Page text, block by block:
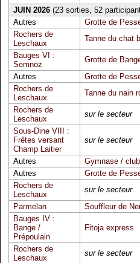
JUIN 2026(23 sorties, 52
Autres
Grotte de
Rochers de
Leschaux
Tanne du chat
Bauges VI :
Semnoz
Grotte de
Autres
Grotte de
Rochers de
Leschaux
Tanne du nain
Rochers de
Leschaux
sur le secteur
Sous-Dine VIII :
Frêtes versant
Champ Laitier
sur le secteur
Autres Gymnase / club
Autres
Grotte de
Rochers de
Leschaux
sur le secteur
Parmelan
Souffleur de
Bauges IV :
Bange /
Prépoulain
Fitoja express
Rochers de
Leschaux
sur le secteur